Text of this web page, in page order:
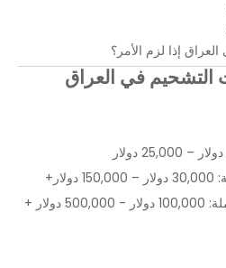
إذا لزم الأمر؟
التشحيم في العراق
+